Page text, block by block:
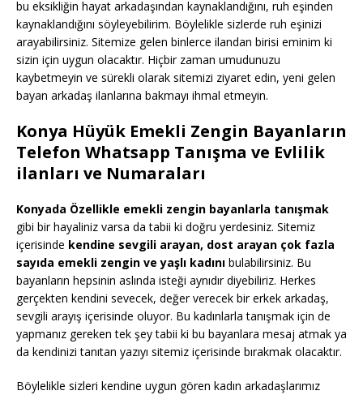
bu eksikliğin hayat arkadaşından kaynaklandığını, ruh eşinden
kaynaklandığını söyleyebilirim. Böylelikle sizlerde ruh eşinizi
arayabilirsiniz. Sitemize gelen binlerce ilandan birisi eminim ki
sizin için uygun olacaktır. Hiçbir zaman umudunuzu
kaybetmeyin ve sürekli olarak sitemizi ziyaret edin, yeni gelen
bayan arkadaş ilanlarına bakmayı ihmal etmeyin.
Konya Hüyük Emekli Zengin Bayanların
Telefon Whatsapp Tanışma ve Evlilik
ilanları ve Numaraları
Konyada Özellikle emekli zengin bayanlarla tanışmak
gibi bir hayaliniz varsa da tabii ki doğru yerdesiniz. Sitemiz
içerisinde kendine sevgili arayan, dost arayan çok fazla
sayıda emekli zengin ve yaşlı kadını bulabilirsiniz. Bu
bayanların hepsinin aslında isteği aynıdır diyebiliriz. Herkes
gerçekten kendini sevecek, değer verecek bir erkek arkadaş,
sevgili arayış içerisinde oluyor. Bu kadınlarla tanışmak için de
yapmanız gereken tek şey tabii ki bu bayanlara mesaj atmak ya
da kendinizi tanıtan yazıyı sitemiz içerisinde bırakmak olacaktır.
Böylelikle sizleri kendine uygun gören kadın arkadaşlarımız